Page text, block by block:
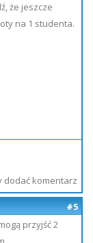
że jeszcze
na 1 studenta.
dodać komentarz
#5
przyjść 2